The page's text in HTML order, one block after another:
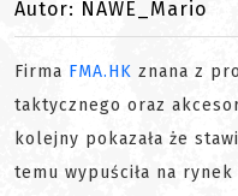
Autor: NAWE_Mario
Firma FMA.HK znana z
taktycznego oraz
kolejny pokazała że
temu wypuściła na